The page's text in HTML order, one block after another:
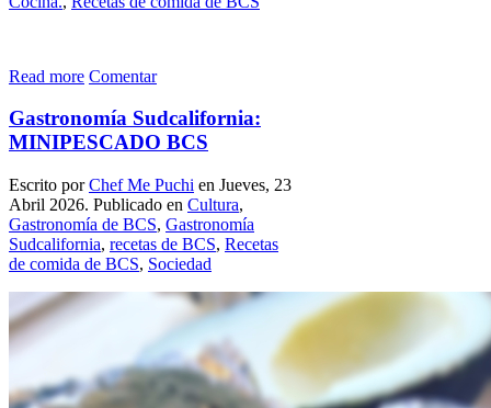
Read more Comentar
Gastronomía Sudcalifornia:
MINIPESCADO BCS
Escrito porChef Me Puchi en Jueves, 23
Abril 2026. Publicado en Cultura,
Gastronomía de BCS, Gastronomía
Sudcalifornia, recetas de BCS, Recetas
de comida de BCS, Sociedad